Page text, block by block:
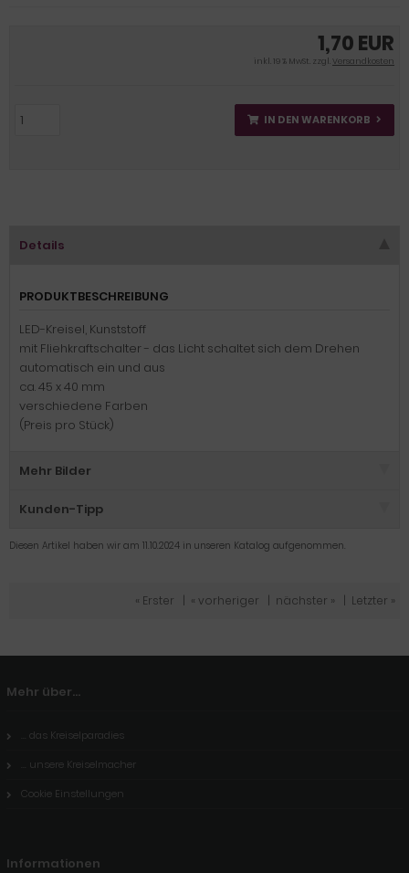
1,70 EUR
inkl. 19 % MwSt. zzgl.Versandkosten
IN DEN WARENKORB
Details
PRODUKTBESCHREIBUNG
LED-Kreisel, Kunststoff
mit Fliehkraftschalter - das Licht schaltet sich dem Drehen
automatisch ein und aus
ca. 45 x 40 mm
verschiedene Farben
(Preis pro Stück)
Mehr Bilder
Kunden-Tipp
Diesen Artikel haben wir am 11.10.2024 in unseren Katalog aufgenommen.
« Erster « vorheriger nächster » Letzter »
Mehr über...
... das Kreiselparadies
... unsere Kreiselmacher
Cookie Einstellungen
Informationen